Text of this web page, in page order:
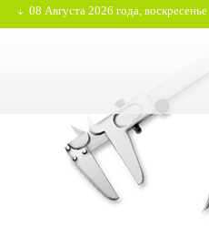
08 Августа 2026 года, воскресенье